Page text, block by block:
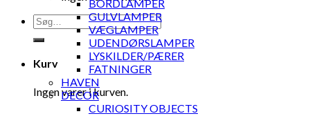
Søg
efter:
Kurv
Ingen varer i kurven.
BORDLAMPER
GULVLAMPER
VÆGLAMPER
UDENDØRSLAMPER
LYSKILDER/PÆRER
FATNINGER
HAVEN
DECOR
CURIOSITY OBJECTS